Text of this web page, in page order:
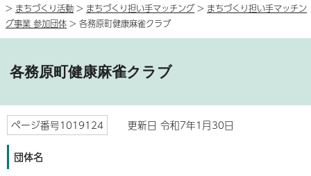
> まちづくり活動 > まちづくり担い手マッチング> まちづくり担い手マッチン
グ事業 参加団体 > 各務原町健康麻雀クラブ
各務原町健康麻雀クラブ
ページ番号1019124 更新日 令和7年1月30日
団体名